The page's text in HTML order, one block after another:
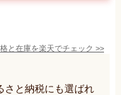
と在庫を楽天でチェック >>
さと納税にも選ばれ